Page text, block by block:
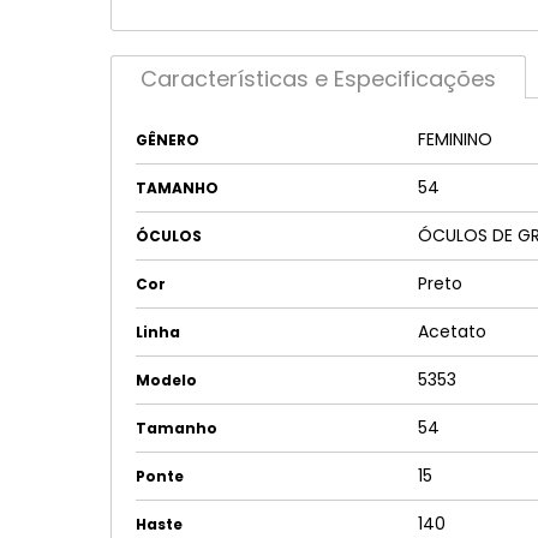
Características e Especificações
GÊNERO FEMININO
TAMANHO 54
ÓCULOS ÓCULOS DE
Cor Preto
Linha Acetato
Modelo 5353
Tamanho 54
Ponte 15
Haste 140